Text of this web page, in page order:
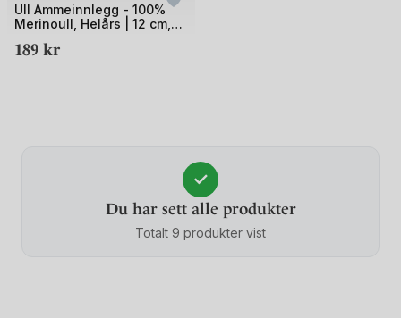
av
Ull Ammeinnlegg - 100%
Merinoull, Helårs | 12 cm,
189 kr
✓
Du har sett alle produkter
Totalt 9 produkter vist